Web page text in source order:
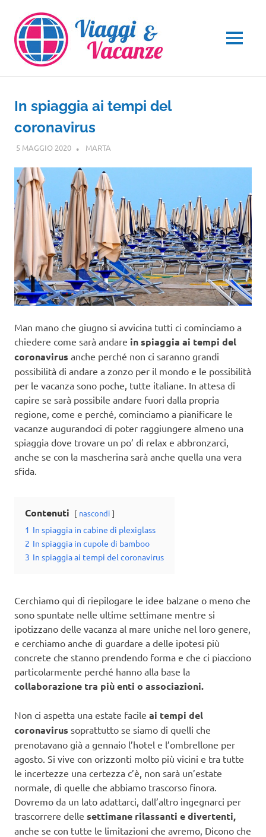
contenuto
MENU
In spiaggia ai tempi del
coronavirus
5 MAGGIO 2020 MARTA
Man mano che giugno si avvicina tutti ci cominciamo a
chiedere come sarà andare in spiaggia ai tempi del
coronavirus anche perché non ci saranno grandi
possibilità di andare a zonzo per il mondo e le possibilità
per le vacanza sono poche, tutte italiane. In attesa di
capire se sarà possibile andare fuori dalla propria
regione, come e perché, cominciamo a pianificare le
vacanze augurandoci di poter raggiungere almeno una
spiaggia dove trovare un po’ di relax e abbronzarci,
anche se con la mascherina sarà anche quella una vera
sfida.
Contenuti nascondi
1 In spiaggia in cabine di plexiglass
2 In spiaggia in cupole di bamboo
3 In spiaggia ai tempi del coronavirus
Cerchiamo qui di riepilogare le idee balzane o meno che
sono spuntate nelle ultime settimane mentre si
ipotizzano delle vacanza al mare uniche nel loro genere,
e cerchiamo anche di guardare a delle ipotesi più
concrete che stanno prendendo forma e che ci piacciono
particolarmente perché hanno alla base la
collaborazione tra più enti o associazioni.
Non ci aspetta una estate facile ai tempi del
coronavirus soprattutto se siamo di quelli che
prenotavano già a gennaio l’hotel e l’ombrellone per
agosto. Si vive con orizzonti molto più vicini e tra tutte
le incertezze una certezza c’è, non sarà un’estate
normale, di quelle che abbiamo trascorso finora.
Dovremo da un lato adattarci, dall’altro ingegnarci per
trascorrere delle settimane rilassanti e divertenti,
anche se con tutte le limitazioni che avremo, Dicono che